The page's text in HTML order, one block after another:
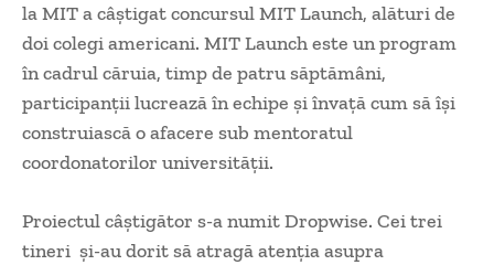
la MIT a câştigat concursul MIT Launch, alături de
doi colegi americani. MIT Launch este un program
în cadrul căruia, timp de patru săptămâni,
participanţii lucrează în echipe şi învaţă cum să îşi
construiască o afacere sub mentoratul
coordonatorilor universităţii.
Proiectul câştigător s-a numit Dropwise. Cei trei
tineri şi-au dorit să atragă atenţia asupra